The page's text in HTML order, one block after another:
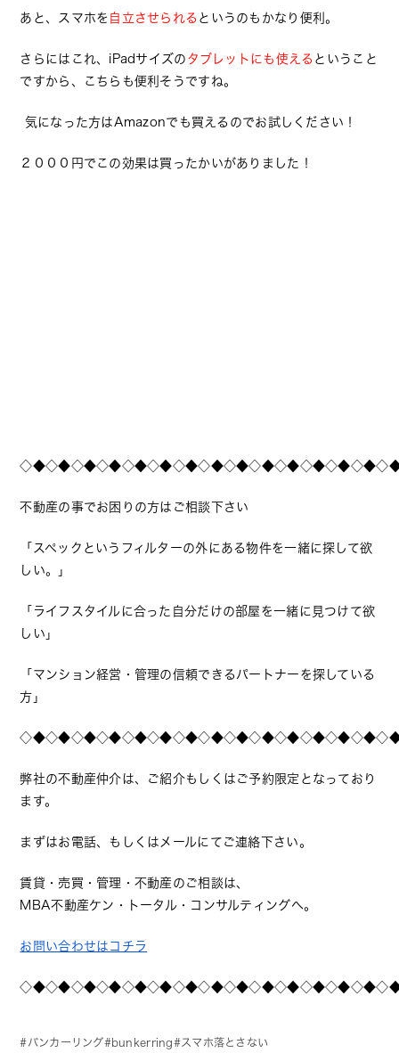
あと、スマホを 自立させられる というのもかなり便利。
さらにはこれ、iPadサイズの タブレットにも使える ということ
ですから、こちらも便利そうですね。
気になった方はAmazonでも買えるのでお試しください！
２０００円でこの効果は買ったかいがありました！
不動産の事でお困りの方はご相談下さい
「スペックというフィルターの外にある物件を一緒に探して欲
しい。」
「ライフスタイルに合った自分だけの部屋を一緒に見つけて欲
しい」
「マンション経営・管理の信頼できるパートナーを探している
方」
弊社の不動産仲介は、ご紹介もしくはご予約限定となっており
ます。
まずはお電話、もしくはメールにてご連絡下さい。
賃貸・売買・管理・不動産のご相談は、
MBA不動産ケン・トータル・コンサルティングへ。
お問い合わせはコチラ
バンカーリング bunkerring スマホ落とさない